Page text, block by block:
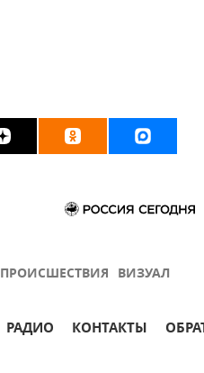
ПРОИСШЕСТВИЯ ВИЗУАЛ
РАДИО КОНТАКТЫ